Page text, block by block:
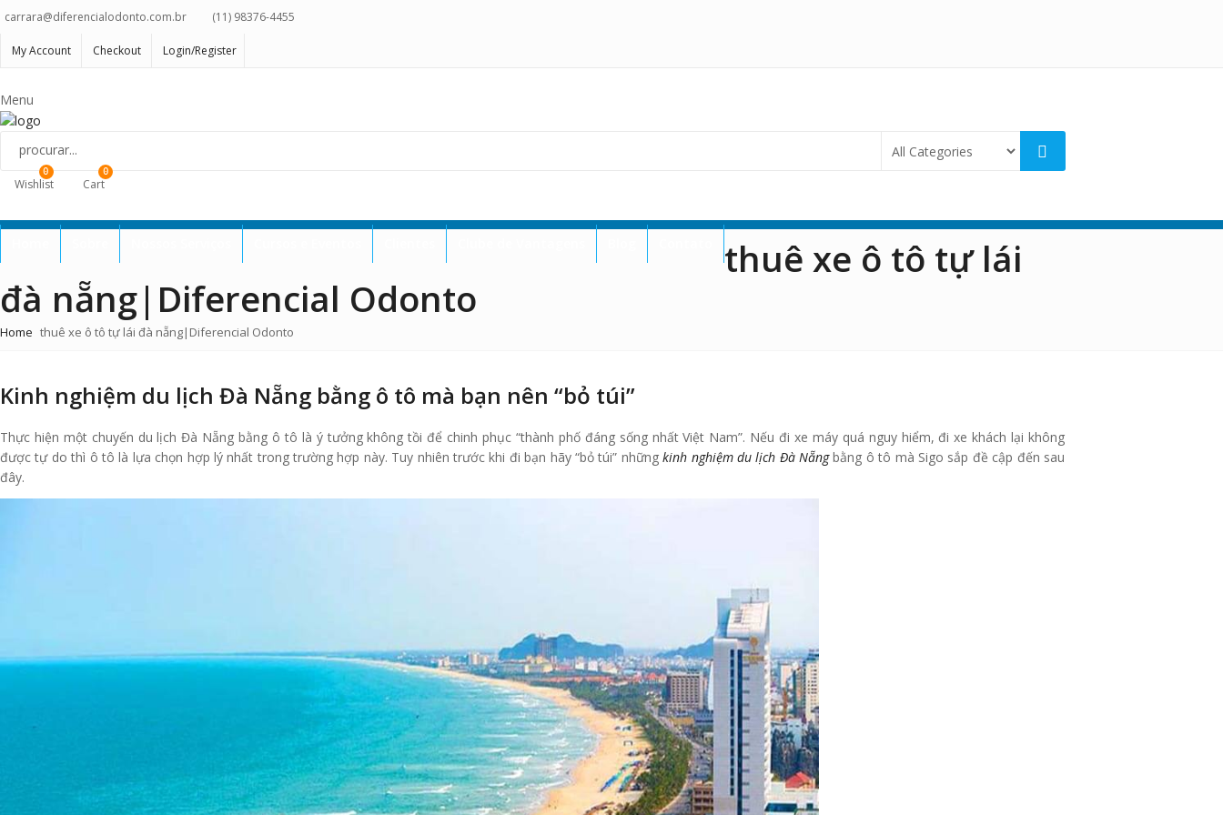
carrara@diferencialodonto.com.br (11) 98376-4455
My Account Checkout Login/Register
Menu
0
Wishlist
0
Cart
thuê xe ô tô tự lái
đà nẵng|Diferencial Odonto
Home thuê xe ô tô tự lái đà nẵng|Diferencial Odonto
Kinh nghiệm du lịch Đà Nẵng bằng ô tô mà bạn nên “bỏ túi”
Thực hiện một chuyến du lịch Đà Nẵng bằng ô tô là ý tưởng không tồi để chinh phục “thành phố đáng sống nhất Việt Nam”. Nếu đi xe máy quá nguy hiểm, đi xe khách lại không
được tự do thì ô tô là lựa chọn hợp lý nhất trong trường hợp này. Tuy nhiên trước khi đi bạn hãy “bỏ túi” nhữngkinh nghiệm du lịch Đà Nẵngbằng ô tô mà Sigo sắp đề cập đến sau
đây.